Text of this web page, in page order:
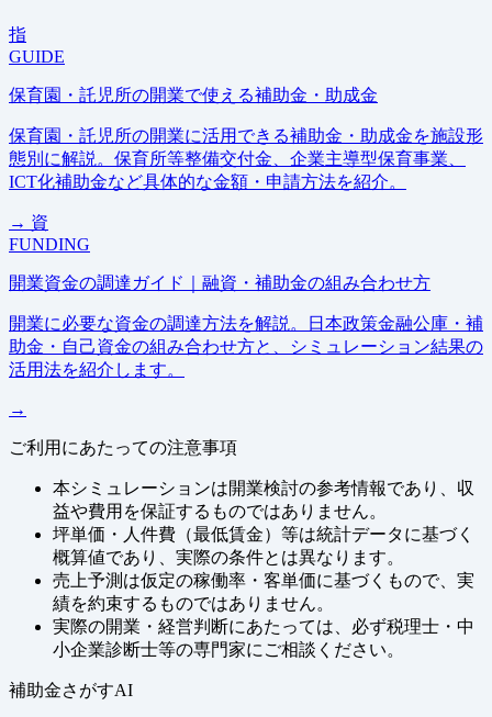
指
GUIDE
保育園・託児所の開業で使える補助金・助成金
保育園・託児所の開業に活用できる補助金・助成金を施設形
態別に解説。保育所等整備交付金、企業主導型保育事業、
ICT化補助金など具体的な金額・申請方法を紹介。
→ 資
FUNDING
開業資金の調達ガイド｜融資・補助金の組み合わせ方
開業に必要な資金の調達方法を解説。日本政策金融公庫・補
助金・自己資金の組み合わせ方と、シミュレーション結果の
活用法を紹介します。
→
ご利用にあたっての注意事項
本シミュレーションは開業検討の参考情報であり、収
益や費用を保証するものではありません。
坪単価・人件費（最低賃金）等は統計データに基づく
概算値であり、実際の条件とは異なります。
売上予測は仮定の稼働率・客単価に基づくもので、実
績を約束するものではありません。
実際の開業・経営判断にあたっては、必ず税理士・中
小企業診断士等の専門家にご相談ください。
補助金さがすAI